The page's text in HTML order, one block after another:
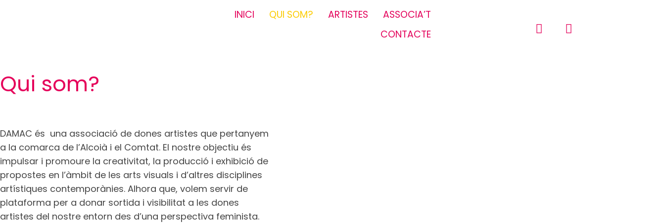
INICI QUI SOM? ARTISTES
ASSOCIA’T
CONTACTE
Qui som?
DAMAC és una associació de dones artistes que pertanyem
a la comarca de l’Alcoià i el Comtat. El nostre objectiu és
impulsar i promoure la creativitat, la producció i exhibició de
propostes en l’àmbit de les arts visuals i d’altres disciplines
artístiques contemporànies. Alhora que, volem servir de
plataforma per a donar sortida i visibilitat a les dones
artistes del nostre entorn des d’una perspectiva feminista.